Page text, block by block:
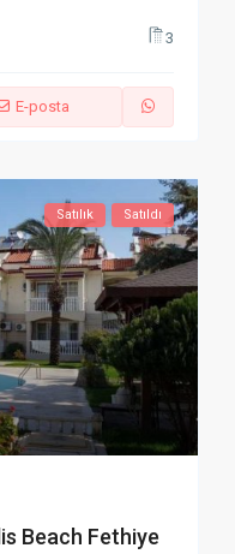
3
E-posta
Satılık Satıldı
Beach Fethiye